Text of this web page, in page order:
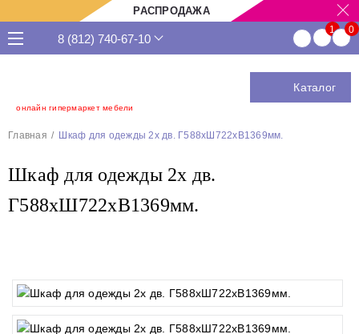
РАСПРОДАЖА
онлайн гипермаркет мебели
8 (812) 740-67-10
Каталог
Главная Шкаф для одежды 2х дв. Г588хШ722хВ1369мм.
Шкаф для одежды 2х дв.
Г588хШ722хВ1369мм.